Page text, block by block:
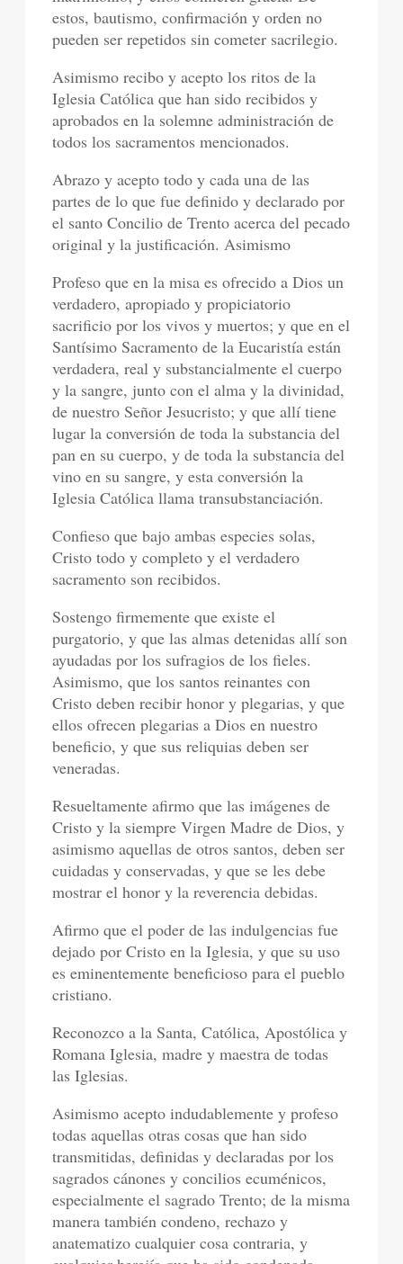
estos, bautismo, confirmación y orden no
pueden ser repetidos sin cometer sacrilegio.
Asimismo recibo y acepto los ritos de la
Iglesia Católica que han sido recibidos y
aprobados en la solemne administración de
todos los sacramentos mencionados.
Abrazo y acepto todo y cada una de las
partes de lo que fue definido y declarado por
el santo Concilio de Trento acerca del pecado
original y la justificación. Asimismo
Profeso que en la misa es ofrecido a Dios un
verdadero, apropiado y propiciatorio
sacrificio por los vivos y muertos; y que en el
Santísimo Sacramento de la Eucaristía están
verdadera, real y substancialmente el cuerpo
y la sangre, junto con el alma y la divinidad,
de nuestro Señor Jesucristo; y que allí tiene
lugar la conversión de toda la substancia del
pan en su cuerpo, y de toda la substancia del
vino en su sangre, y esta conversión la
Iglesia Católica llama transubstanciación.
Confieso que bajo ambas especies solas,
Cristo todo y completo y el verdadero
sacramento son recibidos.
Sostengo firmemente que existe el
purgatorio, y que las almas detenidas allí son
ayudadas por los sufragios de los fieles.
Asimismo, que los santos reinantes con
Cristo deben recibir honor y plegarias, y que
ellos ofrecen plegarias a Dios en nuestro
beneficio, y que sus reliquias deben ser
veneradas.
Resueltamente afirmo que las imágenes de
Cristo y la siempre Virgen Madre de Dios, y
asimismo aquellas de otros santos, deben ser
cuidadas y conservadas, y que se les debe
mostrar el honor y la reverencia debidas.
Afirmo que el poder de las indulgencias fue
dejado por Cristo en la Iglesia, y que su uso
es eminentemente beneficioso para el pueblo
cristiano.
Reconozco a la Santa, Católica, Apostólica y
Romana Iglesia, madre y maestra de todas
las Iglesias.
Asimismo acepto indudablemente y profeso
todas aquellas otras cosas que han sido
transmitidas, definidas y declaradas por los
sagrados cánones y concilios ecuménicos,
especialmente el sagrado Trento; de la misma
manera también condeno, rechazo y
anatematizo cualquier cosa contraria, y